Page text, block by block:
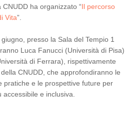
ha organizzato “Il percorso
Vita”.
presso la Sala del Tempio 1
Luca Fanucci (Università di Pisa)
di Ferrara), rispettivamente
CNUDD, che approfondiranno le
pratiche e le prospettive future per
accessibile e inclusiva.